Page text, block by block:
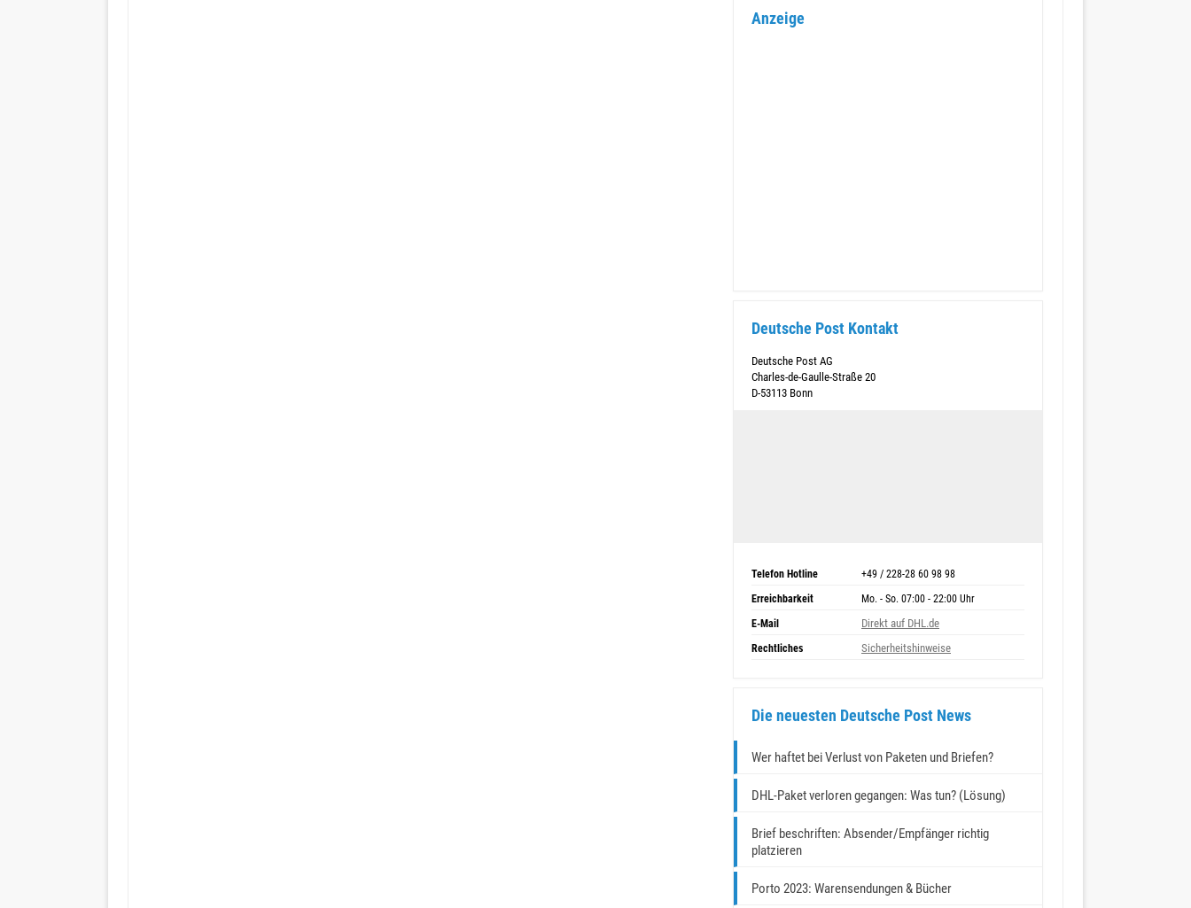
Anzeige
Deutsche Post Kontakt
Deutsche Post AG
Charles-de-Gaulle-Straße 20
D-53113 Bonn
Telefon Hotline
+49 / 228-28 60 98 98
Erreichbarkeit
Mo. - So. 07:00 - 22:00 Uhr
E-Mail
Direkt auf DHL.de
Rechtliches Sicherheitshinweise
Die neuesten Deutsche Post News
Wer haftet bei Verlust von Paketen und Briefen?
DHL-Paket verloren gegangen: Was tun? (Lösung)
Brief beschriften: Absender/Empfänger richtig
platzieren
Porto 2023: Warensendungen & Bücher